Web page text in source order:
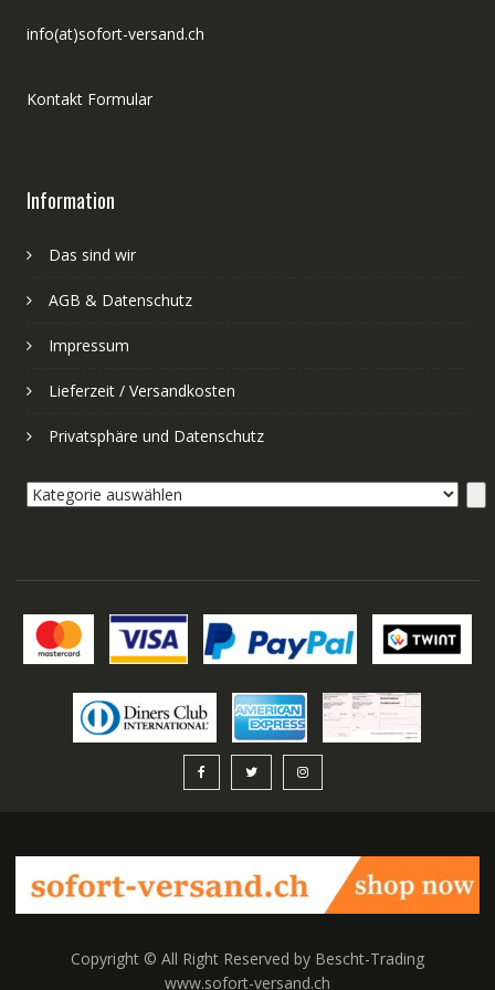
info(at)sofort-versand.ch
Kontakt Formular
Information
Das sind wir
AGB & Datenschutz
Impressum
Lieferzeit / Versandkosten
Privatsphäre und Datenschutz
Kategorie
Copyright © All Right Reserved by Bescht-Trading
www.sofort-versand.ch